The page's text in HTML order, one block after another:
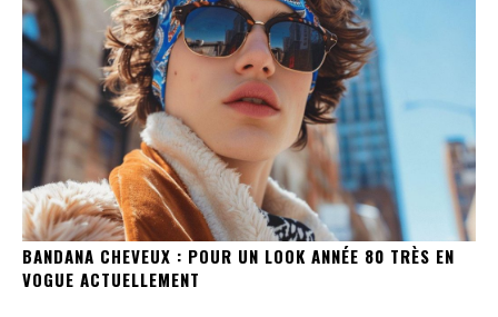
BANDANA CHEVEUX : POUR UN LOOK ANNÉE 80 TRÈS EN
VOGUE ACTUELLEMENT